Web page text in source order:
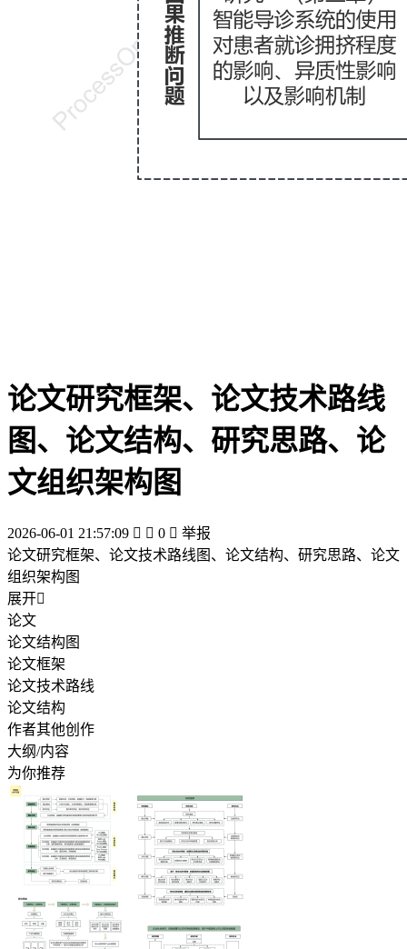
论文研究框架、论文技术路线
图、论文结构、研究思路、论
文组织架构图
2026-06-01 21:57:09   0  举报
论文研究框架、论文技术路线图、论文结构、研究思路、论文
组织架构图
展开
论文
论文结构图
论文框架
论文技术路线
论文结构
作者其他创作
大纲/内容
为你推荐